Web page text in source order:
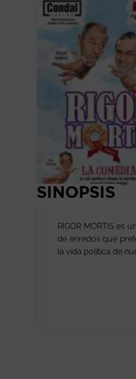
SINOPSIS
RIGOR MORTIS es
de enredos que
la vida política de